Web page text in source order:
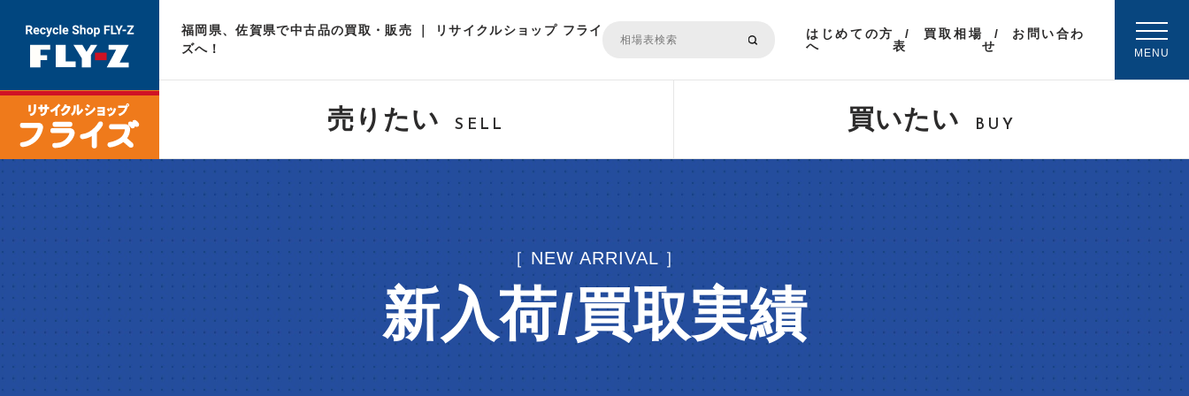
福岡県、佐賀県で中古品の買取・販売 ｜ リサイクルショップ フライ
ズへ！
はじめての方
へ
買取相場
表
お問い合わ
せ
MENU
売りたい SELL 買いたい BUY
［ NEW ARRIVAL ］
新入荷/買取実績